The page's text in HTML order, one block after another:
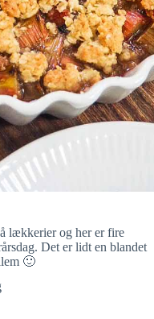
lækkerier og her er fire
Det er lidt en blandet
🙂